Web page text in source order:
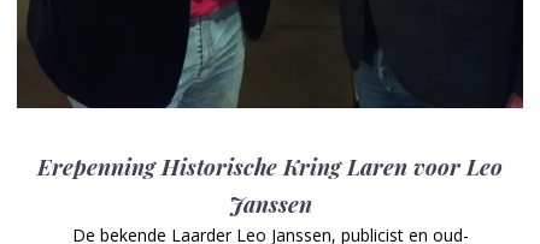
Erepenning Historische Kring Laren voor Leo
Janssen
De bekende Laarder Leo Janssen, publicist en oud-